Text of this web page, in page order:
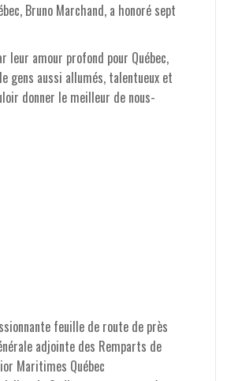
Bruno Marchand, a honoré sept
leur amour profond pour Québec,
gens aussi allumés, talentueux et
donner le meilleur de nous-
feuille de route de près
adjointe des Remparts de
Maritimes Québec